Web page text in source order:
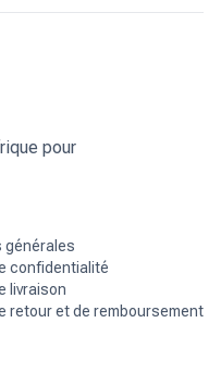
pour
générales
confidentialité
livraison
retour et de remboursement